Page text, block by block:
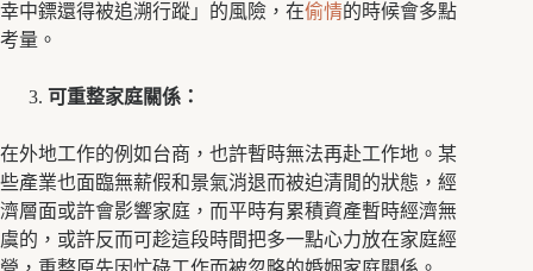
幸中鏢還得被追溯行蹤」的風險，在偷情的時候會多點
考量。
可重整家庭關係：
在外地工作的例如台商，也許暫時無法再赴工作地。某
些產業也面臨無薪假和景氣消退而被迫清閒的狀態，經
濟層面或許會影響家庭，而平時有累積資產暫時經濟無
虞的，或許反而可趁這段時間把多一點心力放在家庭經